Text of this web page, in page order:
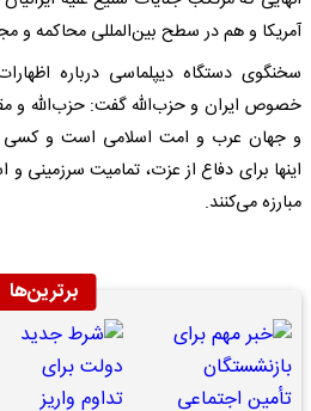
آمریکا و هم در سطح بین‌المللی محاکمه و
سخنگوی دستگاه دیپلماسی درباره
خصوص ایران و حزب‌الله گفت: حزب‌الله و
و جهان عرب و امت اسلامی است و کسی
اینها برای دفاع از عزت، تمامیت سرزمینی و
مبارزه می‌کنند.
برترین‌ها